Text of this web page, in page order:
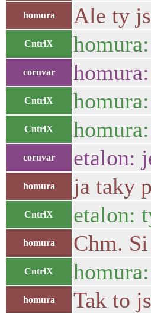
homura Ale ty
CntrlX
coruvar
CntrlX
CntrlX
coruvar etalon:
homura ja taky
CntrlX etalon:
homura Chm.
CntrlX
homura Tak to